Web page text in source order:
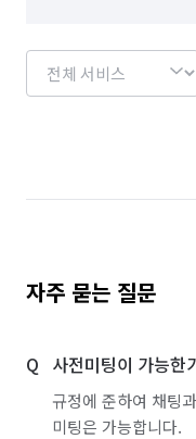
자주 묻는 질문
사전미팅이 가능한
규정에 준하여 채팅
미팅은 가능합니다.